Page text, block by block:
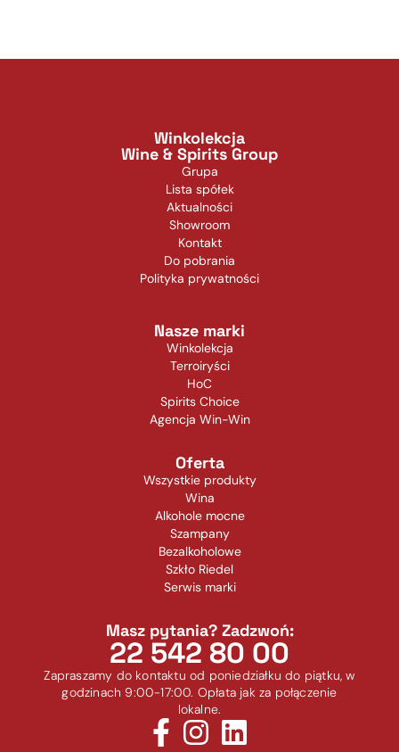
Winkolekcja
Wine & Spirits Group
Grupa
Lista spółek
Aktualności
Showroom
Kontakt
Do pobrania
Polityka prywatności
Nasze marki
Winkolekcja
Terroiryści
HoC
Spirits Choice
Agencja Win-Win
Oferta
Wszystkie produkty
Wina
Alkohole mocne
Szampany
Bezalkoholowe
Szkło Riedel
Serwis marki
Masz pytania? Zadzwoń:
22 542 80 00
Zapraszamy do kontaktu od poniedziałku do piątku, w
godzinach 9:00-17:00. Opłata jak za połączenie
lokalne.